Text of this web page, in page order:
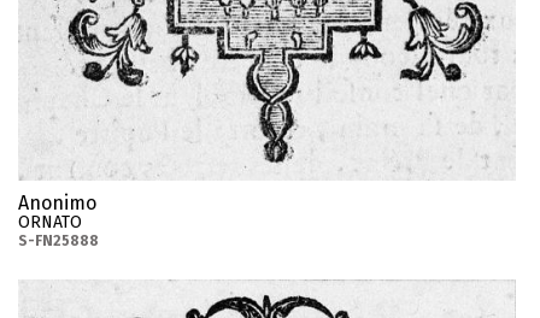
Anonimo
ORNATO
S-FN25888